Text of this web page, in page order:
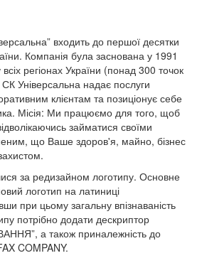
входить до першої десятки
Компанія була заснована у 1991
регіонах України (понад 300 точок
СК Універсальна надає послуги
клієнтам та позиціонує себе
Місія: Ми працюємо для того, щоб
займатися своїми
що Ваше здоров'я, майно, бізнес
за редизайном логотипу. Основне
логотип на латиниці
при цьому загальну впізнаваність
потрібно додати дескриптор
а також приналежність до
COMPANY.